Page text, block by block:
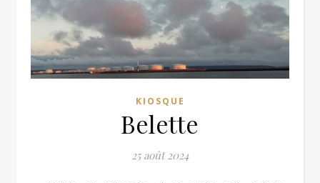
KIOSQUE
Belette
25 août 2024